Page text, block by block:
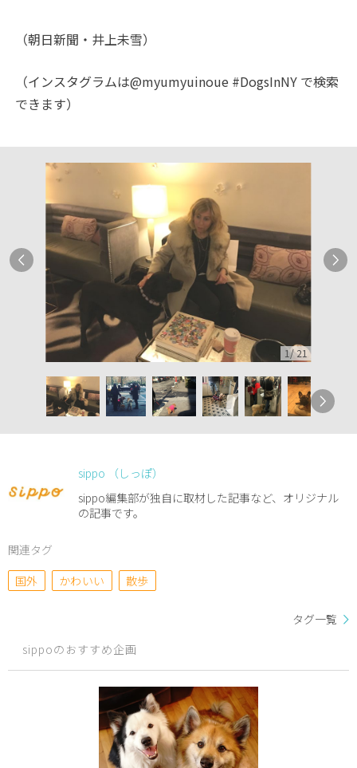
（朝日新聞・井上未雪）
（インスタグラムは@myumyuinoue #DogsInNY で検索
できます）
1/21
sippo （しっぽ）
sippo編集部が独自に取材した記事など、オリジナル
の記事です。
関連タグ
国外
かわいい 散歩
タグ一覧
sippoのおすすめ企画